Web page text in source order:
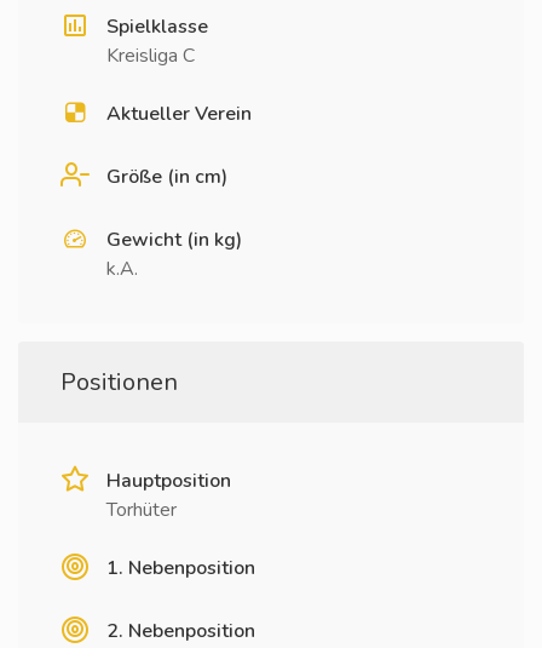
Spielklasse
Kreisliga C
Aktueller Verein
Größe (in cm)
Gewicht (in kg)
k.A.
Positionen
Hauptposition
Torhüter
1. Nebenposition
2. Nebenposition